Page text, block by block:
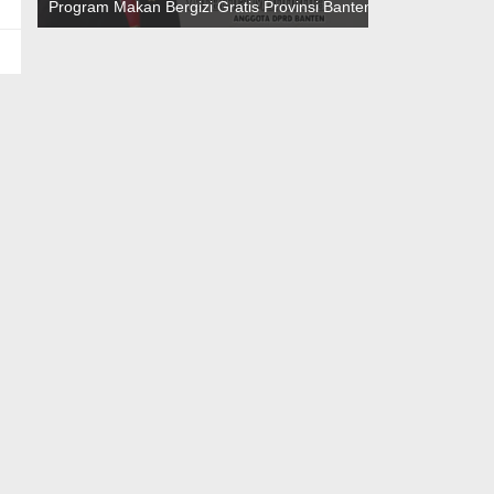
Program Makan Bergizi Gratis Provinsi Banten